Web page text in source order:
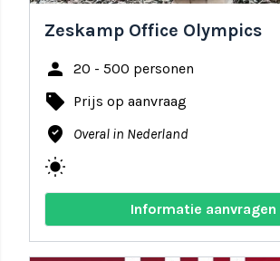
Zeskamp Office Olympics
person 20 - 500 personen
local_offer Prijs op aanvraag
where_to_vote Overal in Nederland
wb_sunny
Informatie aanvragen